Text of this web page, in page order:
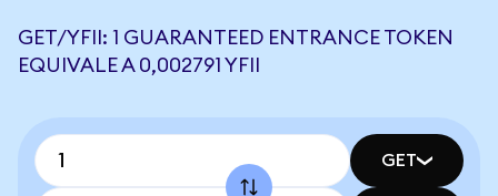
GET/YFII: 1 GUARANTEED ENTRANCE TOKEN
EQUIVALE A 0,002791 YFII
GET